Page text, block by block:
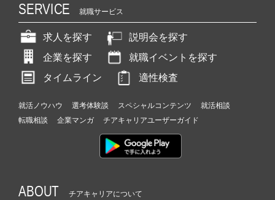
SERVICE 就職サービス
求人を探す
説明会を探す
企業を探す
就職イベントを探す
タイムライン
適性検査
就活ノウハウ 選考体験談 スペシャルコンテンツ
就活相談
転職相談
企業マンガ チアキャリアユーザーガイド
ABOUT チアキャリアについて